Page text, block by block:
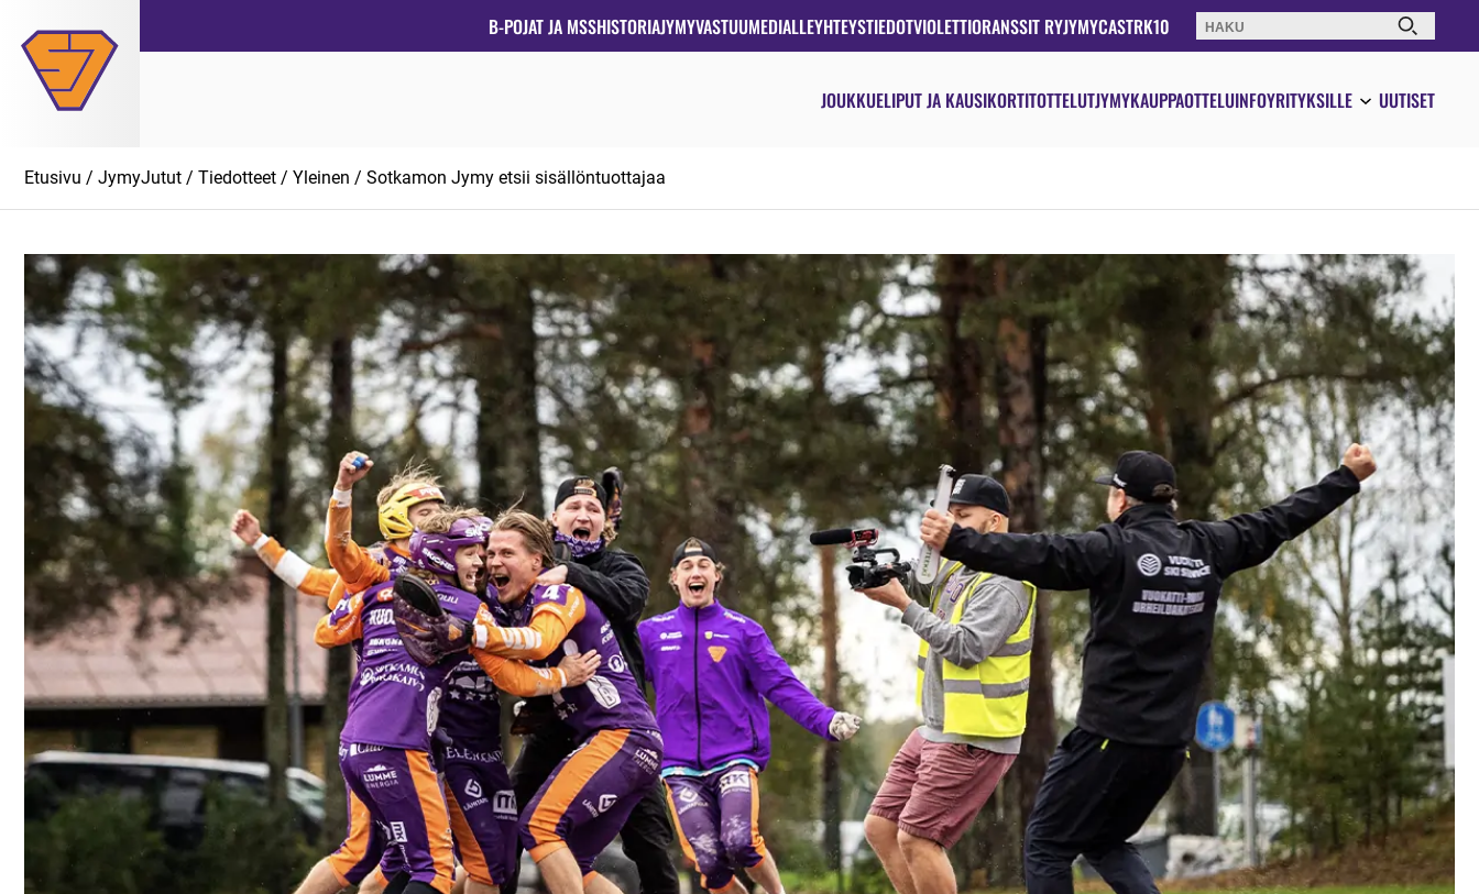
suoraan
sisältöön
B-POJAT JA MSSHISTORIAJYMYVASTUUMEDIALLEYHTEYSTIEDOTVIOLETTIORANSSIT RYJYMYCASTRK10 Haku:
JOUKKUELIPUT JA KAUSIKORTITOTTELUTJYMYKAUPPAOTTELUINFOYRITYKSILLE UUTISET
Etusivu / JymyJutut / Tiedotteet / Yleinen / Sotkamon Jymy etsii sisällöntuottajaa